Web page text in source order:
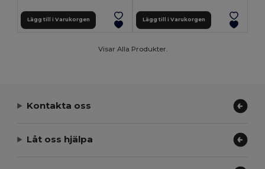
Lägg till i Varukorgen Lägg till i Varukorgen
Visar Alla Produkter.
Kontakta oss
Låt oss hjälpa